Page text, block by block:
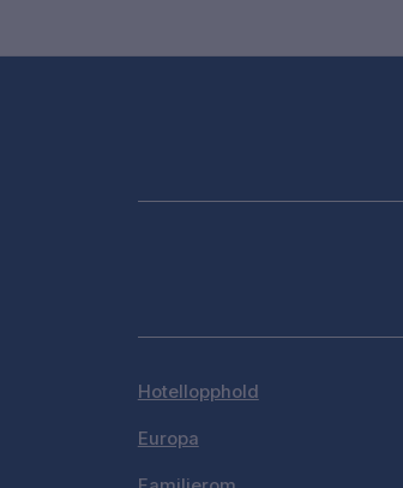
Hotellopphold
Europa